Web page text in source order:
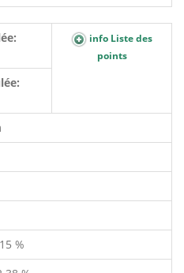
info Liste des
points
%